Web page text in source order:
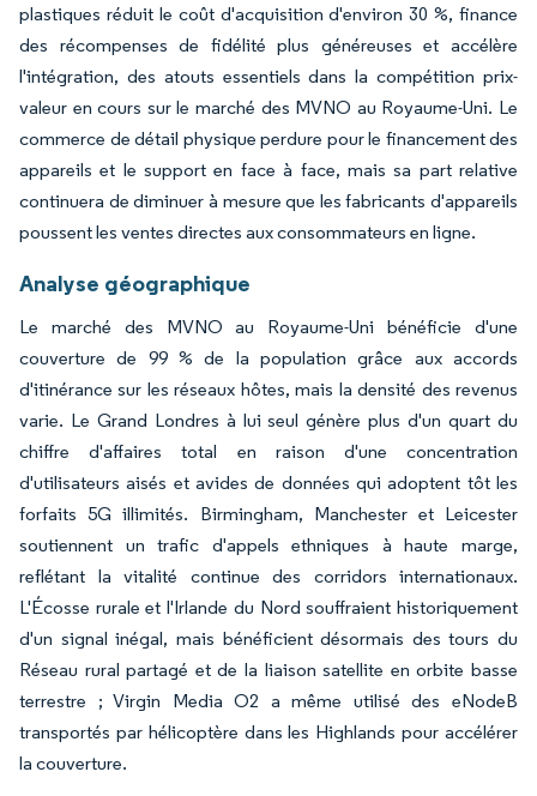
plastiques réduit le coût d'acquisition d'environ 30 %, finance
des récompenses de fidélité plus généreuses et accélère
l'intégration, des atouts essentiels dans la compétition prix-
valeur en cours sur le marché des MVNO au Royaume-Uni. Le
commerce de détail physique perdure pour le financement des
appareils et le support en face à face, mais sa part relative
continuera de diminuer à mesure que les fabricants d'appareils
poussent les ventes directes aux consommateurs en ligne.
Analyse géographique
Le marché des MVNO au Royaume-Uni bénéficie d'une
couverture de 99 % de la population grâce aux accords
d'itinérance sur les réseaux hôtes, mais la densité des revenus
varie. Le Grand Londres à lui seul génère plus d'un quart du
chiffre d'affaires total en raison d'une concentration
d'utilisateurs aisés et avides de données qui adoptent tôt les
forfaits 5G illimités. Birmingham, Manchester et Leicester
soutiennent un trafic d'appels ethniques à haute marge,
reflétant la vitalité continue des corridors internationaux.
L'Écosse rurale et l'Irlande du Nord souffraient historiquement
d'un signal inégal, mais bénéficient désormais des tours du
Réseau rural partagé et de la liaison satellite en orbite basse
terrestre ; Virgin Media O2 a même utilisé des eNodeB
transportés par hélicoptère dans les Highlands pour accélérer
la couverture.